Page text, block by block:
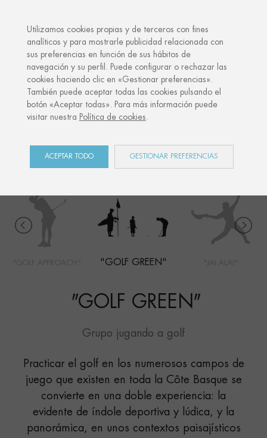
Shop Côte Basque Golf green
CÔTE BASQUE
"GOLF GREEN"
"GOLF GREEN"
Grupo jugando a golf
Practicar el golf en los numerosos campos de
juego que existen en toda la Côte Basque se
convierte en una doble experiencia: la
evidente de índole deportiva y lúdica, y la
panorámica, en unos contextos paisajísticos
Utilizamos cookies propias y de terceros con fines
analíticos y para mostrarle publicidad relacionada con
sus preferencias en función de sus hábitos de
navegación y su perfil. Puede configurar o rechazar las
cookies haciendo clic en «Gestionar preferencias».
También puede aceptar todas las cookies pulsando el
botón «Aceptar todas». Para más información puede
visitar nuestra Política de cookies.
ACEPTAR TODO GESTIONAR PREFERENCIAS